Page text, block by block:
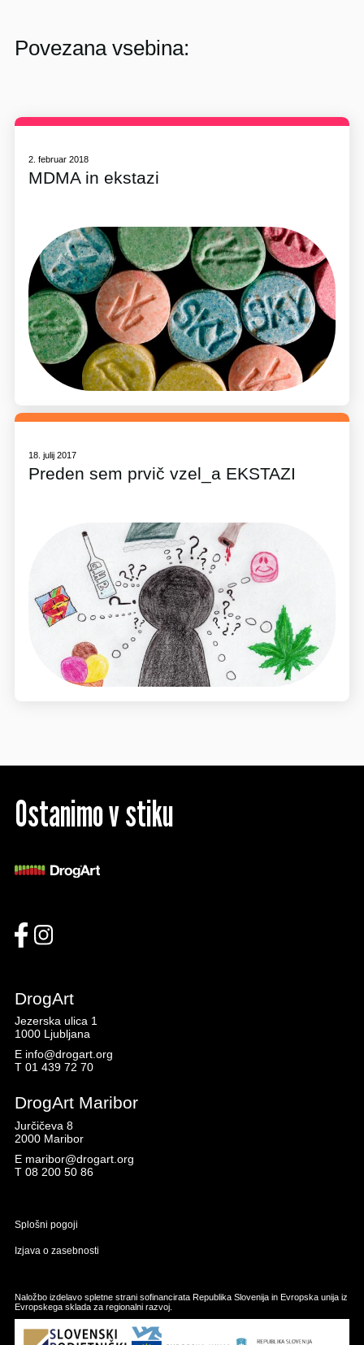
Povezana vsebina:
2. februar 2018
MDMA in ekstazi
18. julij 2017
Preden sem prvič vzel_a EKSTAZI
Ostanimo v stiku
DrogArt
Jezerska ulica 1
1000 Ljubljana
E info@drogart.org
T 01 439 72 70
DrogArt Maribor
Jurčičeva 8
2000 Maribor
E maribor@drogart.org
T 08 200 50 86
Splošni pogoji
Izjava o zasebnosti
Naložbo izdelavo spletne strani sofinancirata Republika Slovenija in Evropska unija iz
Evropskega sklada za regionalni razvoj.